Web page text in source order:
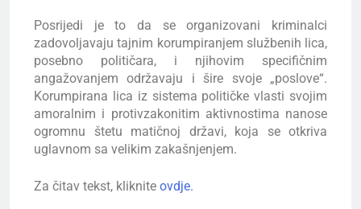
Posrijedi je to da se organizovani kriminalci
zadovoljavaju tajnim korumpiranjem službenih lica,
posebno političara, i njihovim specifičnim
angažovanjem održavaju i šire svoje „poslove“.
Korumpirana lica iz sistema političke vlasti svojim
amoralnim i protivzakonitim aktivnostima nanose
ogromnu štetu matičnoj državi, koja se otkriva
uglavnom sa velikim zakašnjenjem.
Za čitav tekst, kliknite ovdje.